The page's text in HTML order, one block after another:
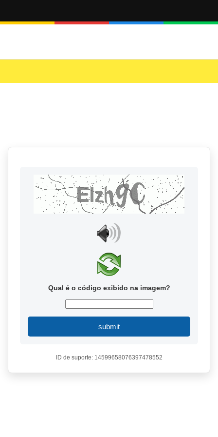
Qual é o código exibido na imagem?
submit
ID de suporte: 14599658076397478552